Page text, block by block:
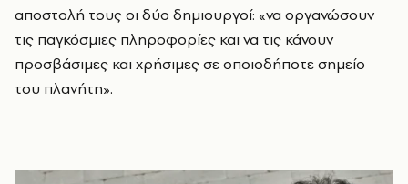
αποστολή τους οι δύο δημιουργοί: «να οργανώσουν
τις παγκόσμιες πληροφορίες και να τις κάνουν
προσβάσιμες και χρήσιμες σε οποιοδήποτε σημείο
του πλανήτη».